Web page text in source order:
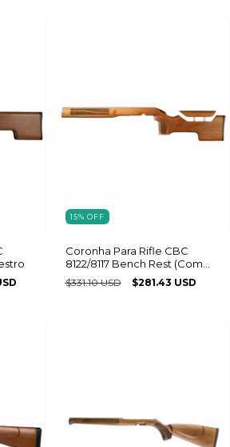
15% OFF
Coronha Para Rifle CBC
8122/8117 Bench Rest (Com
Regulagem) Destro
$331.10 USD $281.43 USD